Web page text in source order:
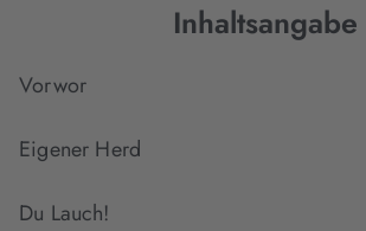
Inhaltsangabe
Vorwor
Eigener Herd
Du Lauch!